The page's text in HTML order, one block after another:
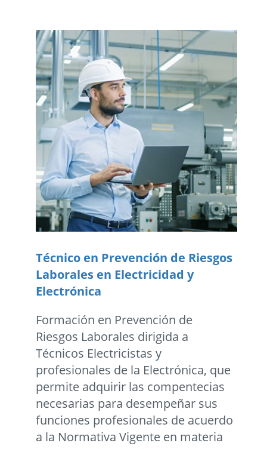
Técnico en Prevención de Riesgos
Laborales en Electricidad y
Electrónica
Formación en Prevención de
Riesgos Laborales dirigida a
Técnicos Electricistas y
profesionales de la Electrónica, que
permite adquirir las compentecias
necesarias para desempeñar sus
funciones profesionales de acuerdo
a la Normativa Vigente en materia